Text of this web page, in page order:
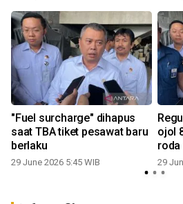
"Fuel surcharge" dihapus
saat TBA tiket pesawat baru
berlaku
29 June 2026 5:45 WIB
ojol
roda
29